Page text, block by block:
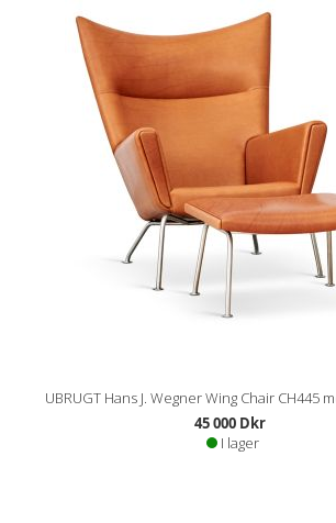
UBRUGT Hans J. Wegner Wing Chair CH445
45 000 Dkr
I lager